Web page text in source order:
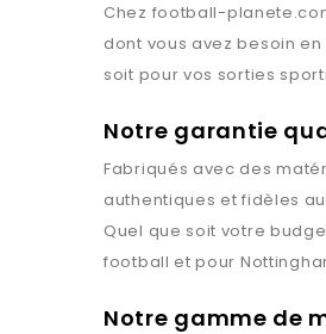
Chez football-
dont vous avez besoin
soit pour vos sorties
Notre garantie
Fabriqués avec des
authentiques et fidèles
Quel que soit votre
football et pour
Notre gamme de